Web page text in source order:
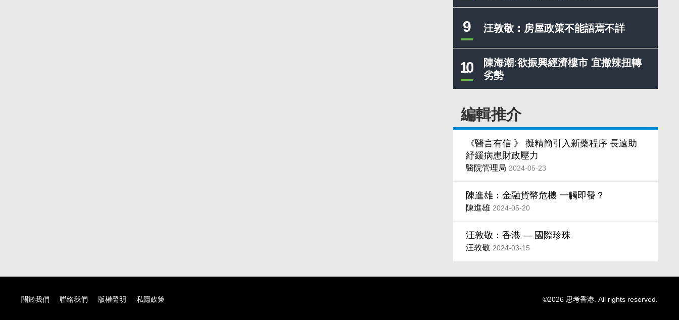
9 汪敦敬：房屋政策不能語焉不詳
10
陳海潮:欲振興經濟樓市 宜撤辣扭轉
劣勢
編輯推介
《醫言有信 》 擬精簡引入新藥程序 長遠助
紓緩病患財政壓力
醫院管理局 2024-05-23
陳進雄：金融貨幣危機 一觸即發？
陳進雄 2024-05-20
汪敦敬：香港 — 國際珍珠
汪敦敬 2024-03-15
關於我們 聯絡我們 版權聲明 私隱政策 ©2026 思考香港. All rights reserved.